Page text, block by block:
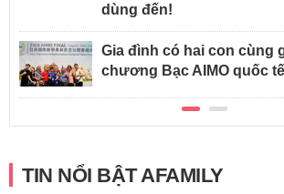
dùng đến!
Gia đình có hai con cùng
chương Bạc AIMO quốc
TIN NỔI BẬT AFAMILY